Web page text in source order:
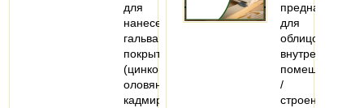
для
нанесения
гальванического
покрытия
(цинкования,
оловянирования,
кадмирования,
предназначен
для
облицовки
внутренних
помещений
/
строений